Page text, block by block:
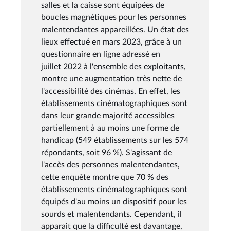
salles et la caisse sont équipées de
boucles magnétiques pour les personnes
malentendantes appareillées. Un état des
lieux effectué en mars 2023, grâce à un
questionnaire en ligne adressé en
juillet 2022 à l'ensemble des exploitants,
montre une augmentation très nette de
l'accessibilité des cinémas. En effet, les
établissements cinématographiques sont
dans leur grande majorité accessibles
partiellement à au moins une forme de
handicap (549 établissements sur les 574
répondants, soit 96 %). S'agissant de
l'accès des personnes malentendantes,
cette enquête montre que 70 % des
établissements cinématographiques sont
équipés d'au moins un dispositif pour les
sourds et malentendants. Cependant, il
apparait que la difficulté est davantage,